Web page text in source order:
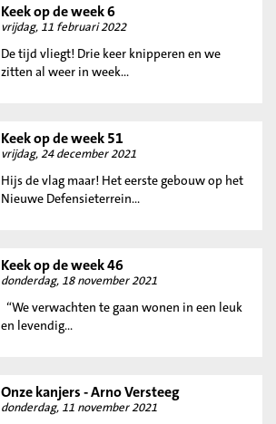
Keek op de week 6
vrijdag, 11 februari 2022
De tijd vliegt! Drie keer knipperen en we
zitten al weer in week...
Keek op de week 51
vrijdag, 24 december 2021
Hijs de vlag maar! Het eerste gebouw op het
Nieuwe Defensieterrein...
Keek op de week 46
donderdag, 18 november 2021
“We verwachten te gaan wonen in een leuk
en levendig...
Onze kanjers - Arno Versteeg
donderdag, 11 november 2021